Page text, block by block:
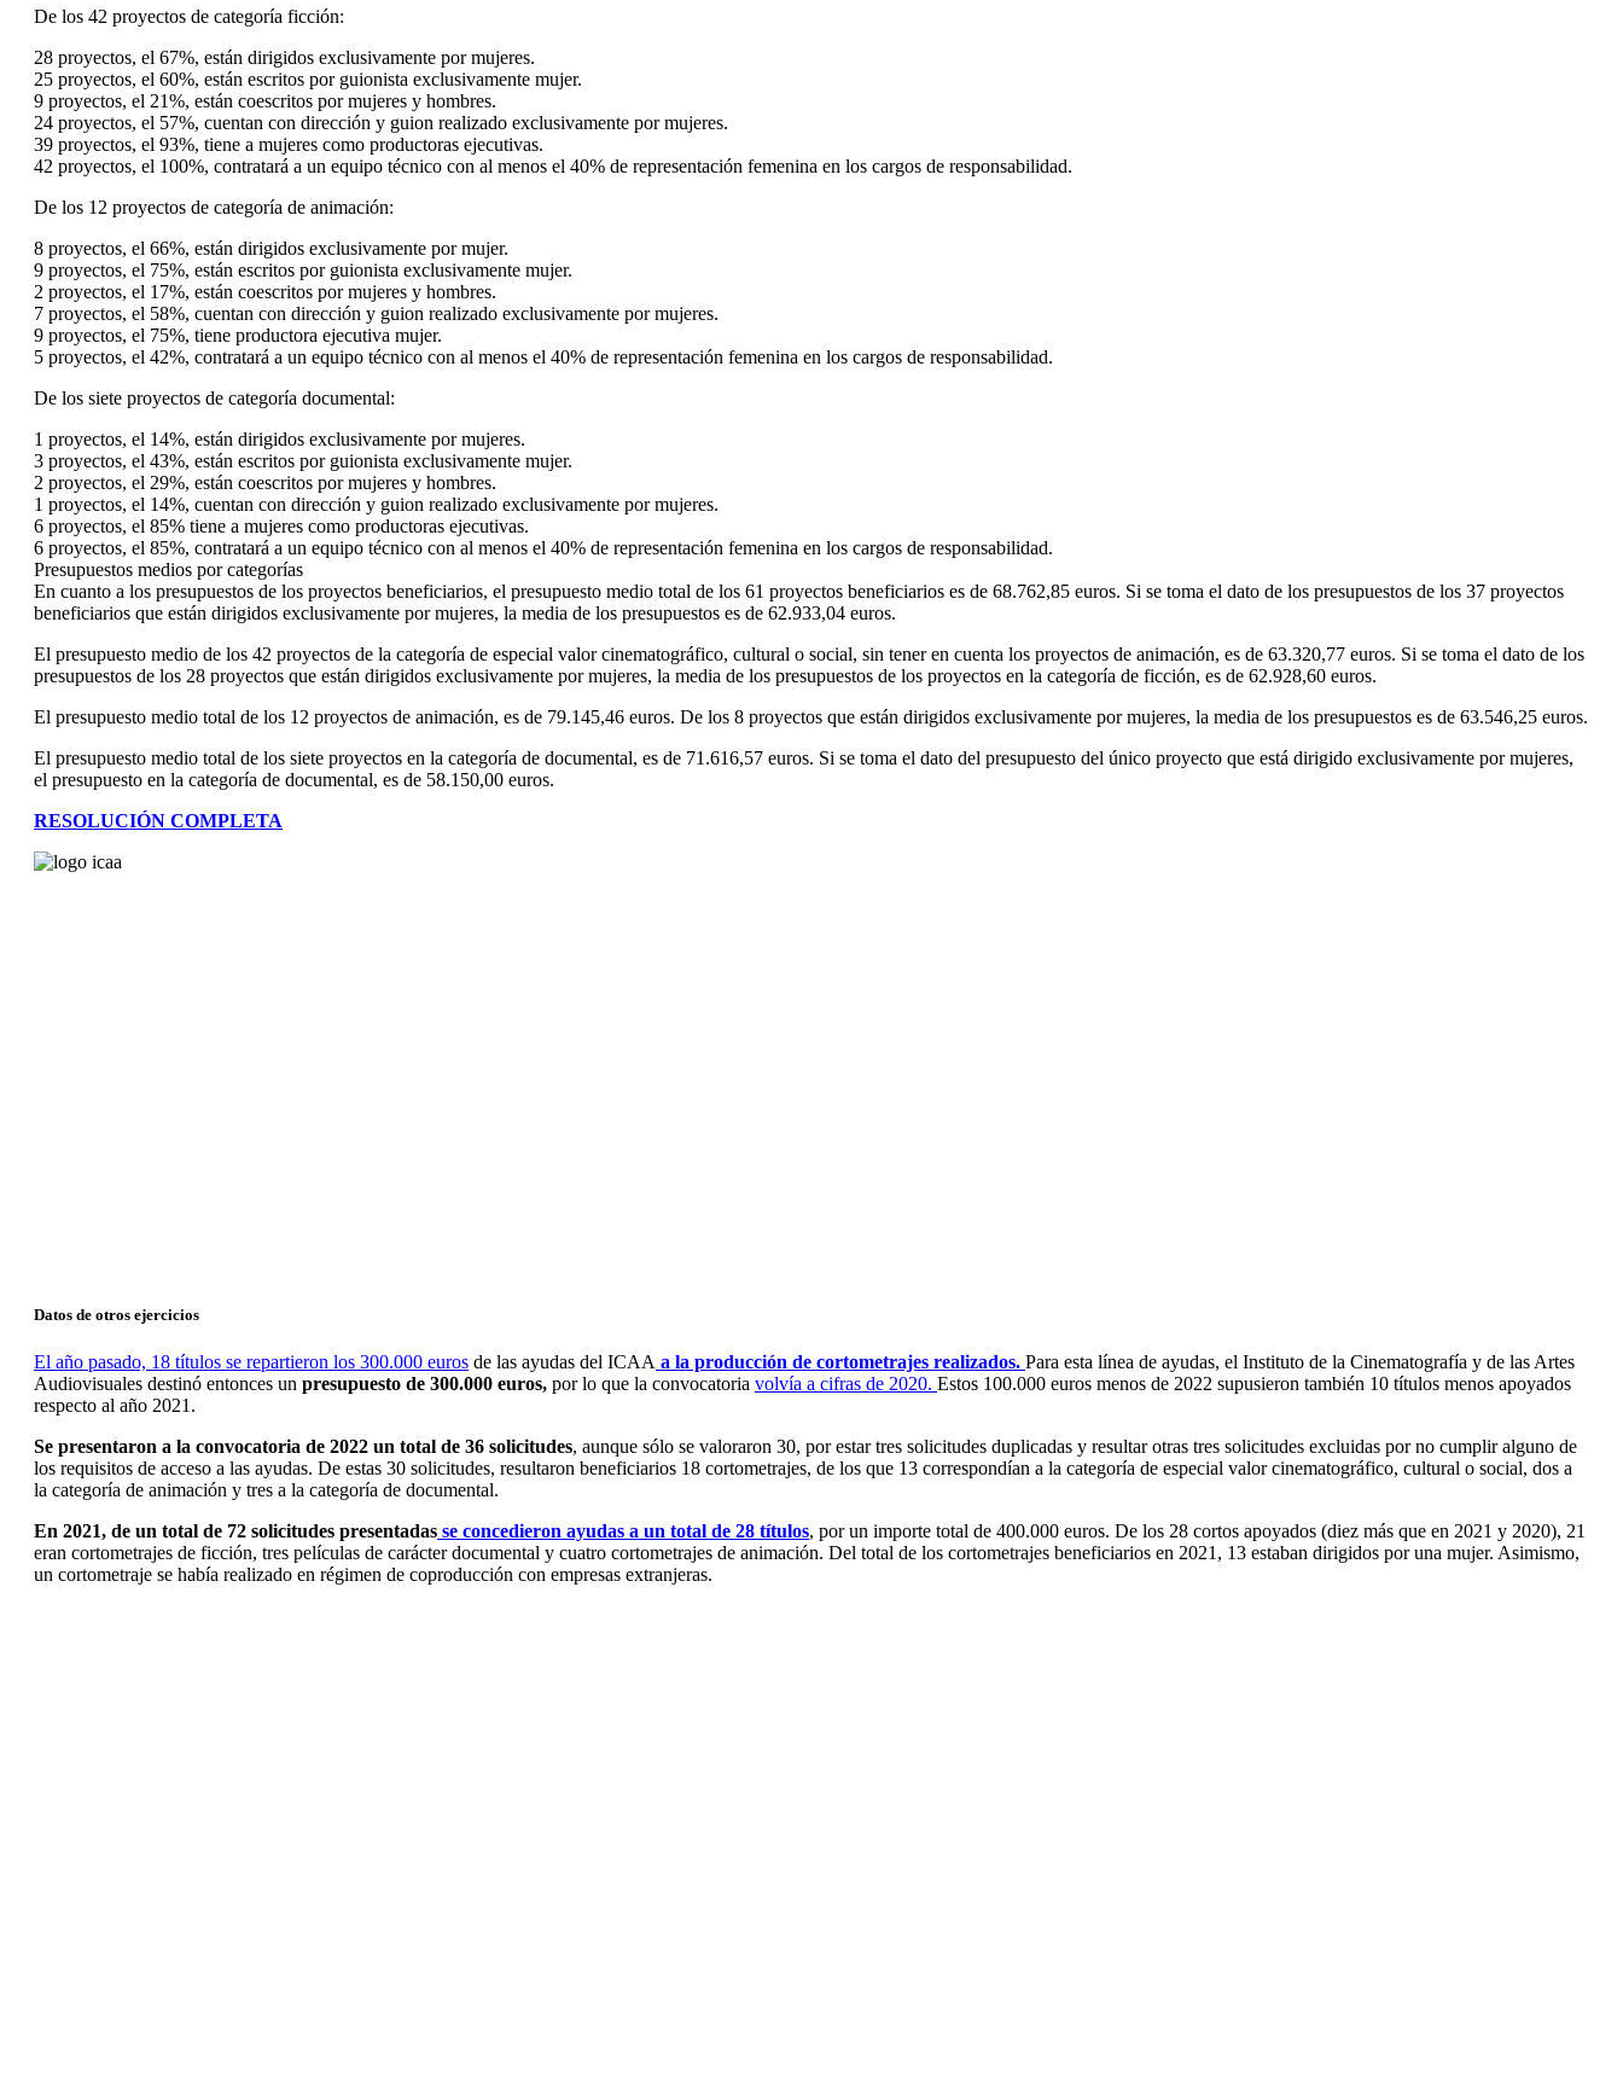
De los 42 proyectos de categoría ficción:
28 proyectos, el 67%, están dirigidos exclusivamente por mujeres.
25 proyectos, el 60%, están escritos por guionista exclusivamente mujer.
9 proyectos, el 21%, están coescritos por mujeres y hombres.
24 proyectos, el 57%, cuentan con dirección y guion realizado exclusivamente por mujeres.
39 proyectos, el 93%, tiene a mujeres como productoras ejecutivas.
42 proyectos, el 100%, contratará a un equipo técnico con al menos el 40% de representación femenina en los cargos de responsabilidad.
De los 12 proyectos de categoría de animación:
8 proyectos, el 66%, están dirigidos exclusivamente por mujer.
9 proyectos, el 75%, están escritos por guionista exclusivamente mujer.
2 proyectos, el 17%, están coescritos por mujeres y hombres.
7 proyectos, el 58%, cuentan con dirección y guion realizado exclusivamente por mujeres.
9 proyectos, el 75%, tiene productora ejecutiva mujer.
5 proyectos, el 42%, contratará a un equipo técnico con al menos el 40% de representación femenina en los cargos de responsabilidad.
De los siete proyectos de categoría documental:
1 proyectos, el 14%, están dirigidos exclusivamente por mujeres.
3 proyectos, el 43%, están escritos por guionista exclusivamente mujer.
2 proyectos, el 29%, están coescritos por mujeres y hombres.
1 proyectos, el 14%, cuentan con dirección y guion realizado exclusivamente por mujeres.
6 proyectos, el 85% tiene a mujeres como productoras ejecutivas.
6 proyectos, el 85%, contratará a un equipo técnico con al menos el 40% de representación femenina en los cargos de responsabilidad.
Presupuestos medios por categorías
En cuanto a los presupuestos de los proyectos beneficiarios, el presupuesto medio total de los 61 proyectos beneficiarios es de 68.762,85 euros. Si se toma el dato de los presupuestos de los 37 proyectos
beneficiarios que están dirigidos exclusivamente por mujeres, la media de los presupuestos es de 62.933,04 euros.
El presupuesto medio de los 42 proyectos de la categoría de especial valor cinematográfico, cultural o social, sin tener en cuenta los proyectos de animación, es de 63.320,77 euros. Si se toma el dato de los
presupuestos de los 28 proyectos que están dirigidos exclusivamente por mujeres, la media de los presupuestos de los proyectos en la categoría de ficción, es de 62.928,60 euros.
El presupuesto medio total de los 12 proyectos de animación, es de 79.145,46 euros. De los 8 proyectos que están dirigidos exclusivamente por mujeres, la media de los presupuestos es de 63.546,25 euros.
El presupuesto medio total de los siete proyectos en la categoría de documental, es de 71.616,57 euros. Si se toma el dato del presupuesto del único proyecto que está dirigido exclusivamente por mujeres,
el presupuesto en la categoría de documental, es de 58.150,00 euros.
RESOLUCIÓN COMPLETA
Datos de otros ejercicios
El año pasado, 18 títulos se repartieron los 300.000 euros de las ayudas del ICAA a la producción de cortometrajes realizados. Para esta línea de ayudas, el Instituto de la Cinematografía y de las Artes
Audiovisuales destinó entonces un presupuesto de 300.000 euros, por lo que la convocatoria volvía a cifras de 2020. Estos 100.000 euros menos de 2022 supusieron también 10 títulos menos apoyados
respecto al año 2021.
Se presentaron a la convocatoria de 2022 un total de 36 solicitudes, aunque sólo se valoraron 30, por estar tres solicitudes duplicadas y resultar otras tres solicitudes excluidas por no cumplir alguno de
los requisitos de acceso a las ayudas. De estas 30 solicitudes, resultaron beneficiarios 18 cortometrajes, de los que 13 correspondían a la categoría de especial valor cinematográfico, cultural o social, dos a
la categoría de animación y tres a la categoría de documental.
En 2021, de un total de 72 solicitudes presentadas se concedieron ayudas a un total de 28 títulos, por un importe total de 400.000 euros. De los 28 cortos apoyados (diez más que en 2021 y 2020), 21
eran cortometrajes de ficción, tres películas de carácter documental y cuatro cortometrajes de animación. Del total de los cortometrajes beneficiarios en 2021, 13 estaban dirigidos por una mujer. Asimismo,
un cortometraje se había realizado en régimen de coproducción con empresas extranjeras.